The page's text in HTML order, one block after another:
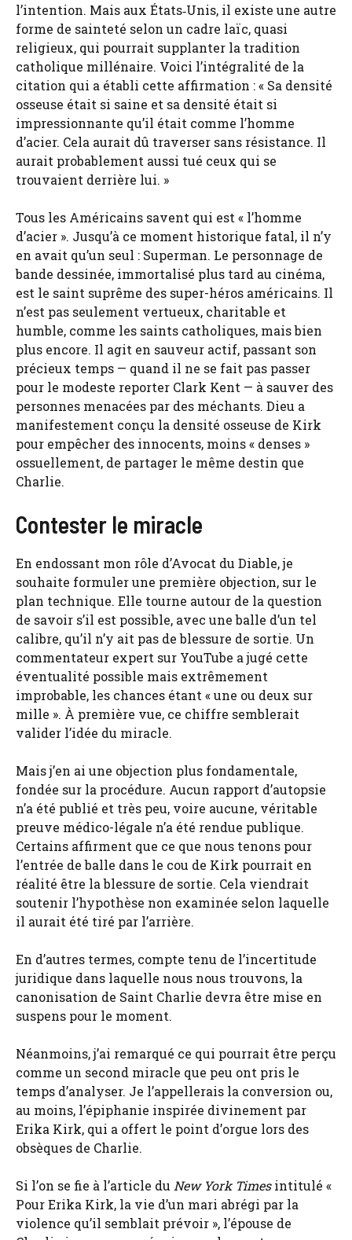
l’intention. Mais aux États‑Unis, il existe une autre
forme de sainteté selon un cadre laïc, quasi
religieux, qui pourrait supplanter la tradition
catholique millénaire. Voici l’intégralité de la
citation qui a établi cette affirmation : « Sa densité
osseuse était si saine et sa densité était si
impressionnante qu’il était comme l’homme
d’acier. Cela aurait dû traverser sans résistance. Il
aurait probablement aussi tué ceux qui se
trouvaient derrière lui. »
Tous les Américains savent qui est « l’homme
d’acier ». Jusqu’à ce moment historique fatal, il n’y
en avait qu’un seul : Superman. Le personnage de
bande dessinée, immortalisé plus tard au cinéma,
est le saint suprême des super-héros américains. Il
n’est pas seulement vertueux, charitable et
humble, comme les saints catholiques, mais bien
plus encore. Il agit en sauveur actif, passant son
précieux temps — quand il ne se fait pas passer
pour le modeste reporter Clark Kent — à sauver des
personnes menacées par des méchants. Dieu a
manifestement conçu la densité osseuse de Kirk
pour empêcher des innocents, moins « denses »
ossuellement, de partager le même destin que
Charlie.
Contester le miracle
En endossant mon rôle d’Avocat du Diable, je
souhaite formuler une première objection, sur le
plan technique. Elle tourne autour de la question
de savoir s’il est possible, avec une balle d’un tel
calibre, qu’il n’y ait pas de blessure de sortie. Un
commentateur expert sur YouTube a jugé cette
éventualité possible mais extrêmement
improbable, les chances étant « une ou deux sur
mille ». À première vue, ce chiffre semblerait
valider l’idée du miracle.
Mais j’en ai une objection plus fondamentale,
fondée sur la procédure. Aucun rapport d’autopsie
n’a été publié et très peu, voire aucune, véritable
preuve médico-légale n’a été rendue publique.
Certains affirment que ce que nous tenons pour
l’entrée de balle dans le cou de Kirk pourrait en
réalité être la blessure de sortie. Cela viendrait
soutenir l’hypothèse non examinée selon laquelle
il aurait été tiré par l’arrière.
En d’autres termes, compte tenu de l’incertitude
juridique dans laquelle nous nous trouvons, la
canonisation de Saint Charlie devra être mise en
suspens pour le moment.
Néanmoins, j’ai remarqué ce qui pourrait être perçu
comme un second miracle que peu ont pris le
temps d’analyser. Je l’appellerais la conversion ou,
au moins, l’épiphanie inspirée divinement par
Erika Kirk, qui a offert le point d’orgue lors des
obsèques de Charlie.
Si l’on se fie à l’article du New York Timesintitulé «
Pour Erika Kirk, la vie d’un mari abrégi par la
violence qu’il semblait prévoir », l’épouse de